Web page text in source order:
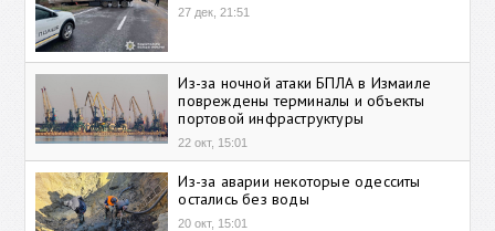
27 дек, 21:51
Из-за ночной атаки БПЛА в Измаиле
повреждены терминалы и объекты
портовой инфраструктуры
22 окт, 15:01
Из-за аварии некоторые одесситы
остались без воды
20 окт, 15:01